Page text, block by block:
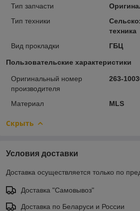
Тип запчасти
Тип техники
техника
Вид прокладки
ГБЦ
Пользовательские характеристики
Оригинальный номер
производителя
263-
Материал MLS
Скрыть
Условия доставки
Доставка осуществляется только по
Доставка "Самовывоз"
Доставка по Беларуси и России